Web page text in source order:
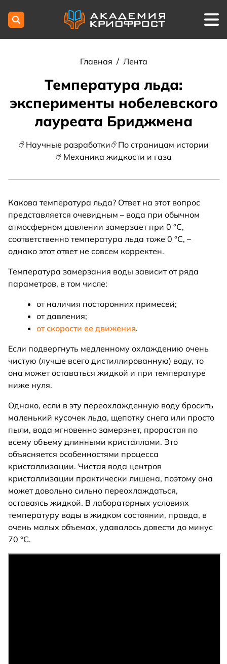
Главная / Лента
Температура льда:
эксперименты нобелевского
лауреата Бриджмена
Научные разработки
По страницам истории
Механика жидкости и газа
Какова температура льда? Ответ на этот вопрос
представляется очевидным – вода при обычном
атмосферном давлении замерзает при 0 °C,
соответственно температура льда тоже 0 °C, –
однако этот ответ не совсем корректен.
Температура замерзания воды зависит от ряда
параметров, в том числе:
от наличия посторонних примесей;
от давления;
от скорости ее движения.
Если подвергнуть медленному охлаждению очень
чистую (лучше всего дистиллированную) воду, то
она может оставаться жидкой и при температуре
ниже нуля.
Однако, если в эту переохлажденную воду бросить
маленький кусочек льда, щепотку снега или просто
пыли, вода мгновенно замерзнет, прорастая по
всему объему длинными кристаллами. Это
объясняется особенностями процесса
кристаллизации. Чистая вода центров
кристаллизации практически лишена, поэтому она
может довольно сильно переохлаждаться,
оставаясь жидкой. В лабораторных условиях
температуру воды в жидком состоянии, правда, в
очень малых объемах, удавалось довести до минус
70 °C.